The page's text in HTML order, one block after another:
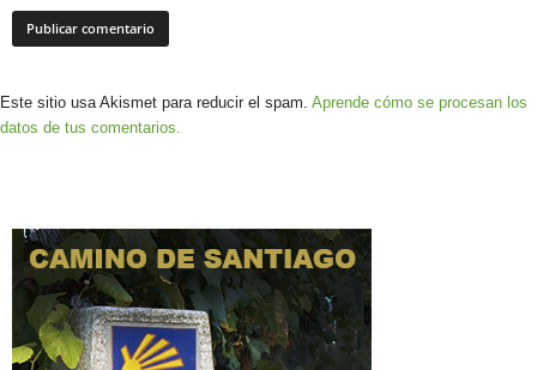
Este sitio usa Akismet para reducir el spam. Aprende cómo se procesan los
datos de tus comentarios.